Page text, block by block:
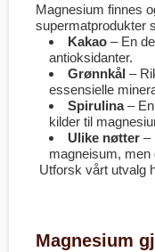
Magnesium finnes
supermatprodukter
Kakao – En
antioksidanter.
Grønnkål –
essensielle
Spirulina– En
kilder til
Ulike nøtter –
magneisum, men
Utforsk vårt utvalg
Magnesium